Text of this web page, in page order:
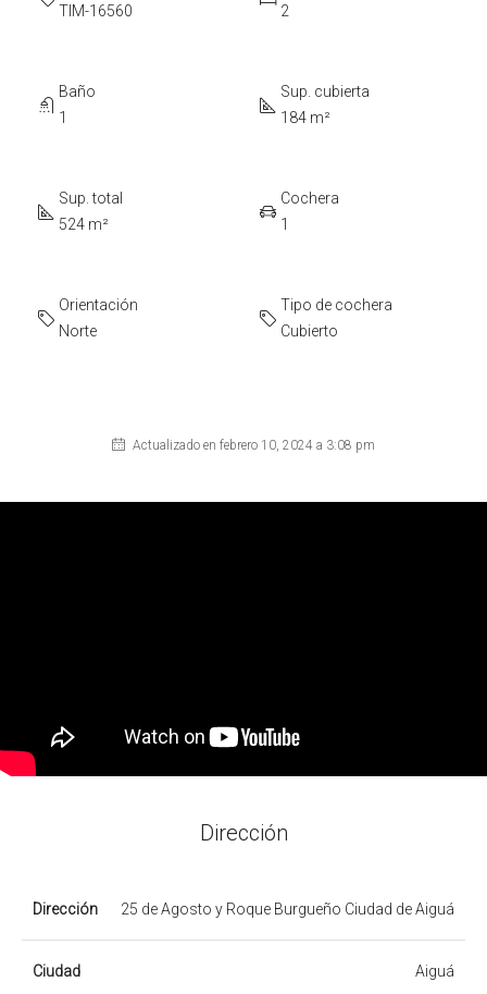
TIM-16560
2
Baño
1
Sup. cubierta
184 m²
Sup. total
524 m²
Cochera
1
Orientación
Norte
Tipo de cochera
Cubierto
Actualizado en febrero 10, 2024 a 3:08 pm
Dirección
Dirección 25 de Agosto y Roque Burgueño Ciudad de Aiguá
Ciudad Aiguá